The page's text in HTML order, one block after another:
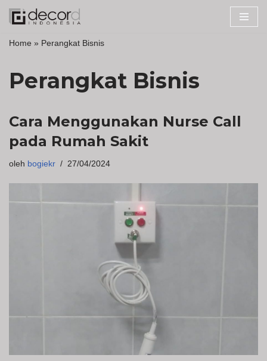
ke
Home » Perangkat Bisnis
Perangkat Bisnis
Cara Menggunakan Nurse Call
pada Rumah Sakit
oleh bogiekr 27/04/2024